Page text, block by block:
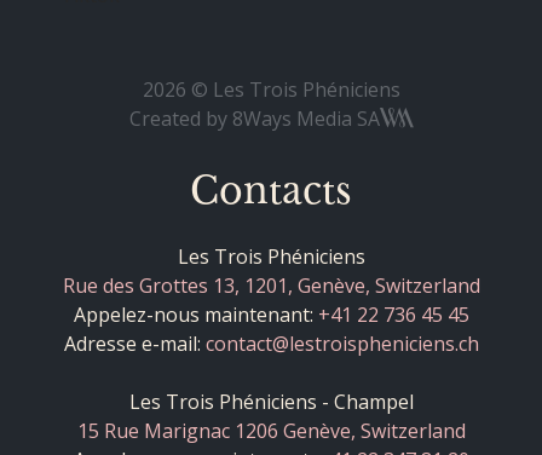
2026 © Les Trois Phéniciens
Created by 8Ways Media SA
Contacts
Les Trois Phéniciens
Rue des Grottes 13, 1201, Genève, Switzerland
Appelez-nous maintenant: +41 22 736 45 45
Adresse e-mail: contact@lestroispheniciens.ch
Les Trois Phéniciens - Champel
15 Rue Marignac 1206 Genève, Switzerland